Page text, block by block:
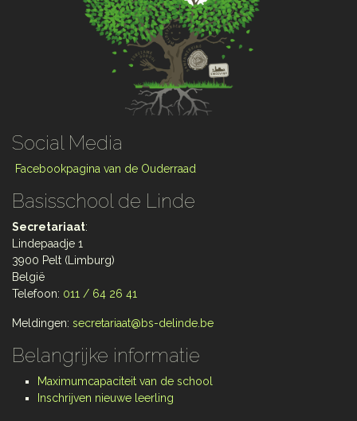
Social Media
Facebookpagina van de Ouderraad
Basisschool de Linde
Secretariaat:
Lindepaadje 1
3900 Pelt (Limburg)
België
Telefoon: 011 / 64 26 41
Meldingen: secretariaat@bs-delinde.be
Belangrijke informatie
Maximumcapaciteit van de school
Inschrijven nieuwe leerling